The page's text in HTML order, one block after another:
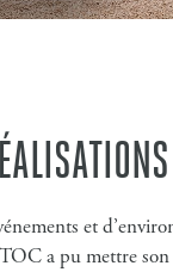
et
a pu mettre